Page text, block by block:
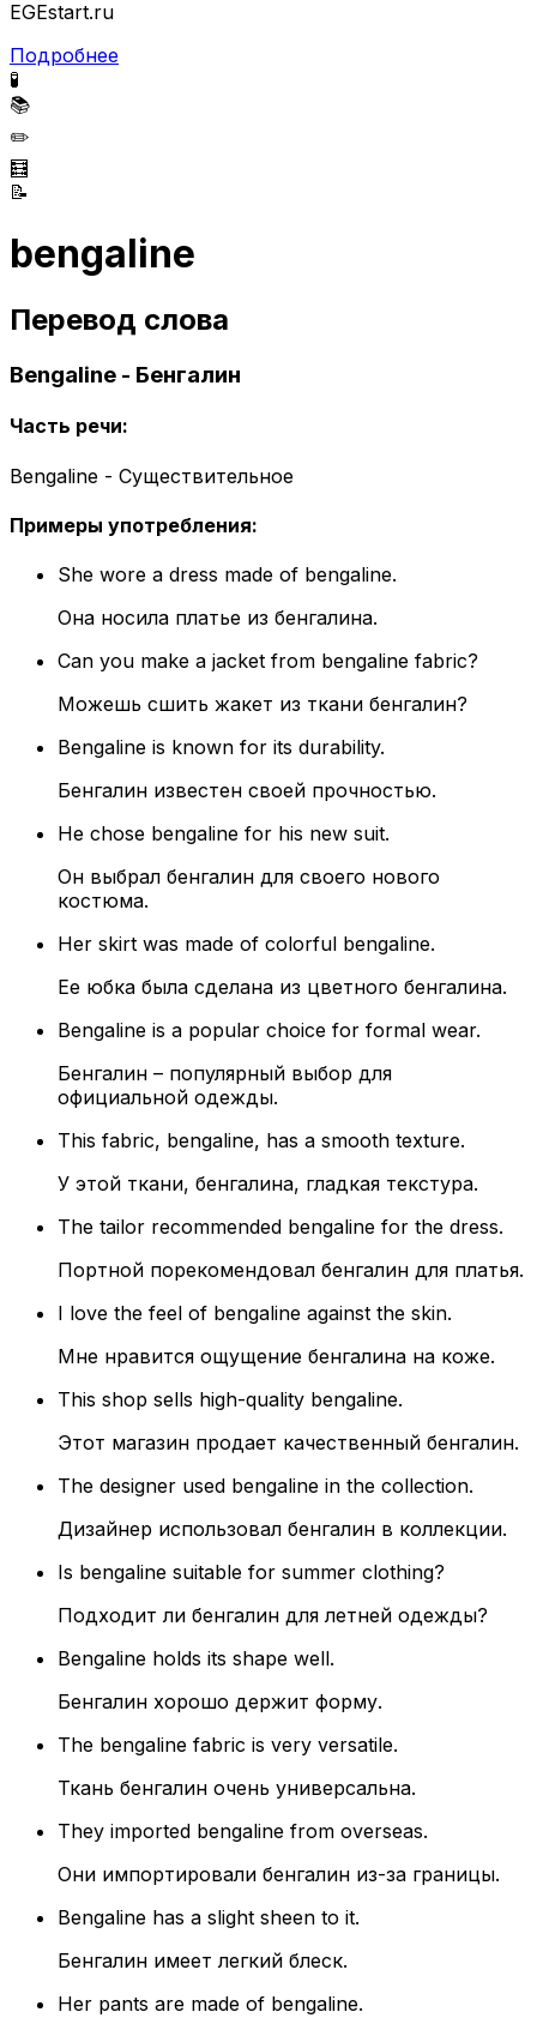
EGEstart.ru
Подробнее
🧪
📚
✏️
🧮
📝
bengaline
Перевод слова
Bengaline - Бенгалин
Часть речи:
Bengaline - Существительное
Примеры употребления:
She wore a dress made of bengaline.
Она носила платье из бенгалина.
Can you make a jacket from bengaline fabric?
Можешь сшить жакет из ткани бенгалин?
Bengaline is known for its durability.
Бенгалин известен своей прочностью.
He chose bengaline for his new suit.
Он выбрал бенгалин для своего нового
костюма.
Her skirt was made of colorful bengaline.
Ее юбка была сделана из цветного бенгалина.
Bengaline is a popular choice for formal wear.
Бенгалин – популярный выбор для
официальной одежды.
This fabric, bengaline, has a smooth texture.
У этой ткани, бенгалина, гладкая текстура.
The tailor recommended bengaline for the dress.
Портной порекомендовал бенгалин для платья.
I love the feel of bengaline against the skin.
Мне нравится ощущение бенгалина на коже.
This shop sells high-quality bengaline.
Этот магазин продает качественный бенгалин.
The designer used bengaline in the collection.
Дизайнер использовал бенгалин в коллекции.
Is bengaline suitable for summer clothing?
Подходит ли бенгалин для летней одежды?
Bengaline holds its shape well.
Бенгалин хорошо держит форму.
The bengaline fabric is very versatile.
Ткань бенгалин очень универсальна.
They imported bengaline from overseas.
Они импортировали бенгалин из-за границы.
Bengaline has a slight sheen to it.
Бенгалин имеет легкий блеск.
Her pants are made of bengaline.